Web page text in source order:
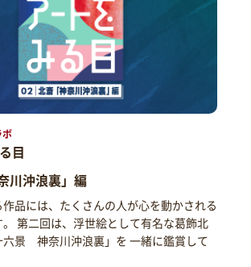
目
川沖浪裏」編
品には、たくさんの人が心を動かされる
第二回は、浮世絵として有名な葛飾北
六景 神奈川沖浪裏」を 一緒に鑑賞して